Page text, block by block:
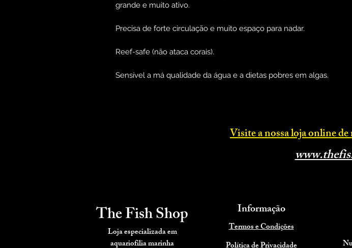
grande e muito ativo.
Precisa de forte circulação e muito espaço para nadar.
Reef-safe (não ataca corais).
Sensível a má qualidade da água e a dietas pobres em algas.
Visite a nossa loja online d
The Fish Shop
Loja especializada em
aquariofiliamarinha
Informação
Termos e Condições